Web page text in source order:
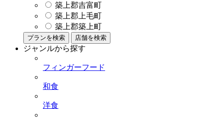
築上郡吉富町
築上郡上毛町
築上郡築上町
プランを検索 店舗を検索
ジャンルから探す
フィンガーフード
和食
洋食